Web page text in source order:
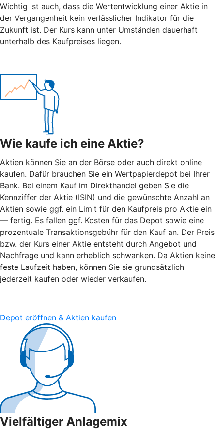
Wichtig ist auch, dass die Wertentwicklung einer Aktie in
der Vergangenheit kein verlässlicher Indikator für die
Zukunft ist. Der Kurs kann unter Umständen dauerhaft
unterhalb des Kaufpreises liegen.
Wie kaufe ich eine Aktie?
Aktien können Sie an der Börse oder auch direkt online
kaufen. Dafür brauchen Sie ein Wertpapierdepot bei Ihrer
Bank. Bei einem Kauf im Direkthandel geben Sie die
Kennziffer der Aktie (ISIN) und die gewünschte Anzahl an
Aktien sowie ggf. ein Limit für den Kaufpreis pro Aktie ein
— fertig. Es fallen ggf. Kosten für das Depot sowie eine
prozentuale Transaktionsgebühr für den Kauf an. Der Preis
bzw. der Kurs einer Aktie entsteht durch Angebot und
Nachfrage und kann erheblich schwanken. Da Aktien keine
feste Laufzeit haben, können Sie sie grundsätzlich
jederzeit kaufen oder wieder verkaufen.
Depot eröffnen & Aktien kaufen
Vielfältiger Anlagemix